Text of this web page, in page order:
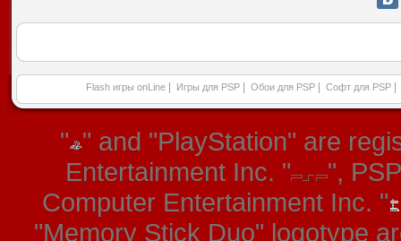
Flash игры onLine Игры для PSP Обои для PSP Софт для PSP
" " and "PlayStation" are
Entertainment Inc. "
",
Computer Entertainment Inc. "
"Memory Stick Duo" logotype